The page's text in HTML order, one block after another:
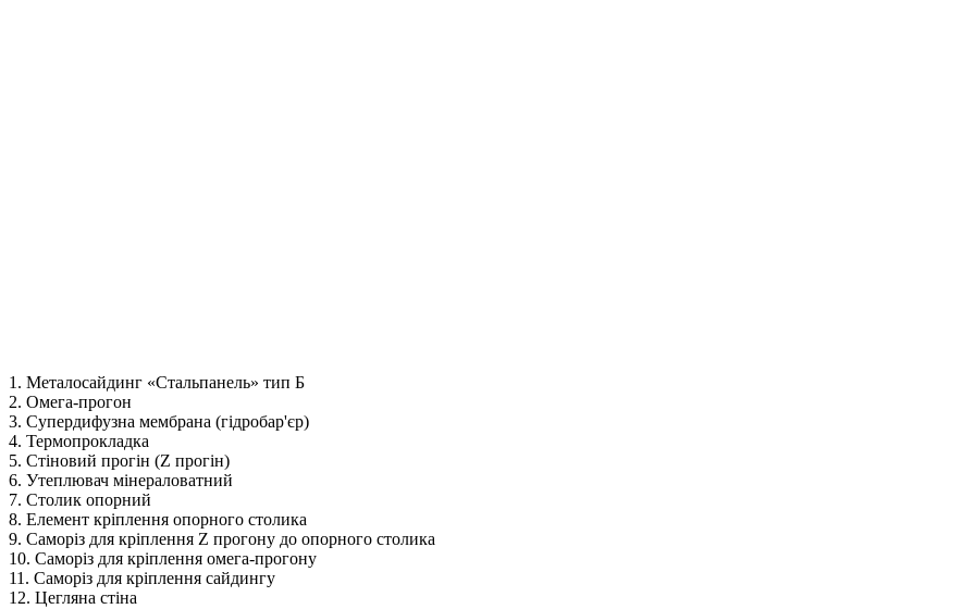
1. Металосайдинг «Стальпанель» тип Б
2. Омега-прогон
3. Супердифузна мембрана (гідробар'єр)
4. Термопрокладка
5. Стіновий прогін (Z прогін)
6. Утеплювач мінераловатний
7. Столик опорний
8. Елемент кріплення опорного столика
9. Саморіз для кріплення Z прогону до опорного столика
10. Саморіз для кріплення омега-прогону
11. Саморіз для кріплення сайдингу
12. Цегляна стіна